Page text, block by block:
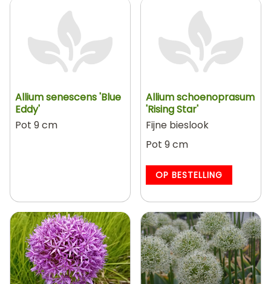
Allium senescens 'Blue
Eddy'
Pot 9 cm
Allium schoenoprasum
'Rising Star'
Fijne bieslook
Pot 9 cm
OP BESTELLING